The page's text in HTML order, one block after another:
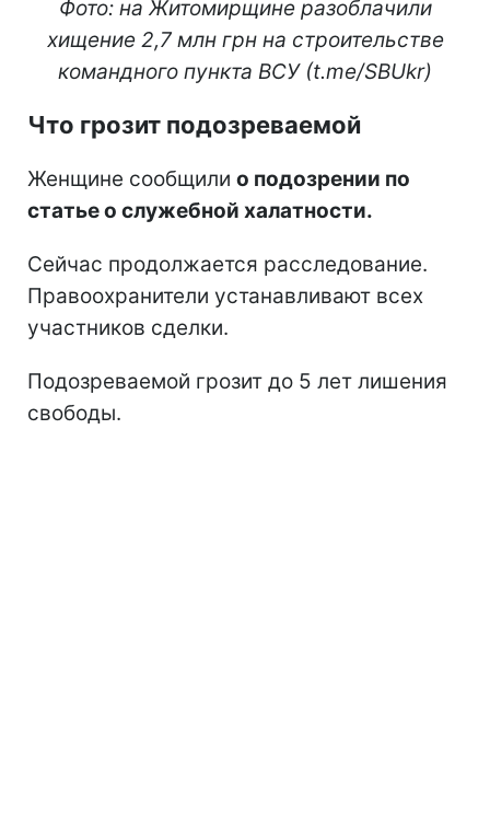
Фото: на Житомирщине разоблачили
хищение 2,7 млн грн на строительстве
командного пункта ВСУ (t.me/SBUkr)
Что грозит подозреваемой
Женщине сообщили о подозрении по
статье о служебной халатности.
Сейчас продолжается расследование.
Правоохранители устанавливают всех
участников сделки.
Подозреваемой грозит до 5 лет лишения
свободы.